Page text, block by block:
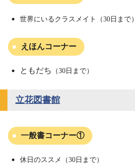
世界にいるクラスメイト （30日まで）
えほんコーナー
ともだち （30日まで）
立花図書館
一般書コーナー①
休日のススメ（30日まで）